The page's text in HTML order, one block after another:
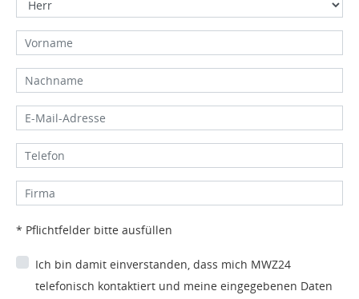
* Pflichtfelder bitte ausfüllen
Ich bin damit einverstanden, dass mich MWZ24
telefonisch kontaktiert und meine eingegebenen Daten